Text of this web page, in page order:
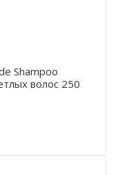
Shampoo
волос 250